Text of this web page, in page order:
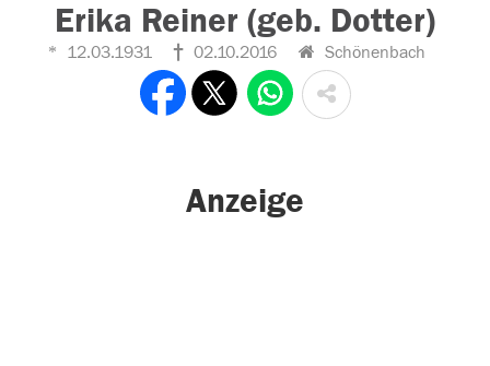
Erika Reiner (geb. Dotter)
12.03.1931 02.10.2016 Schönenbach
Anzeige